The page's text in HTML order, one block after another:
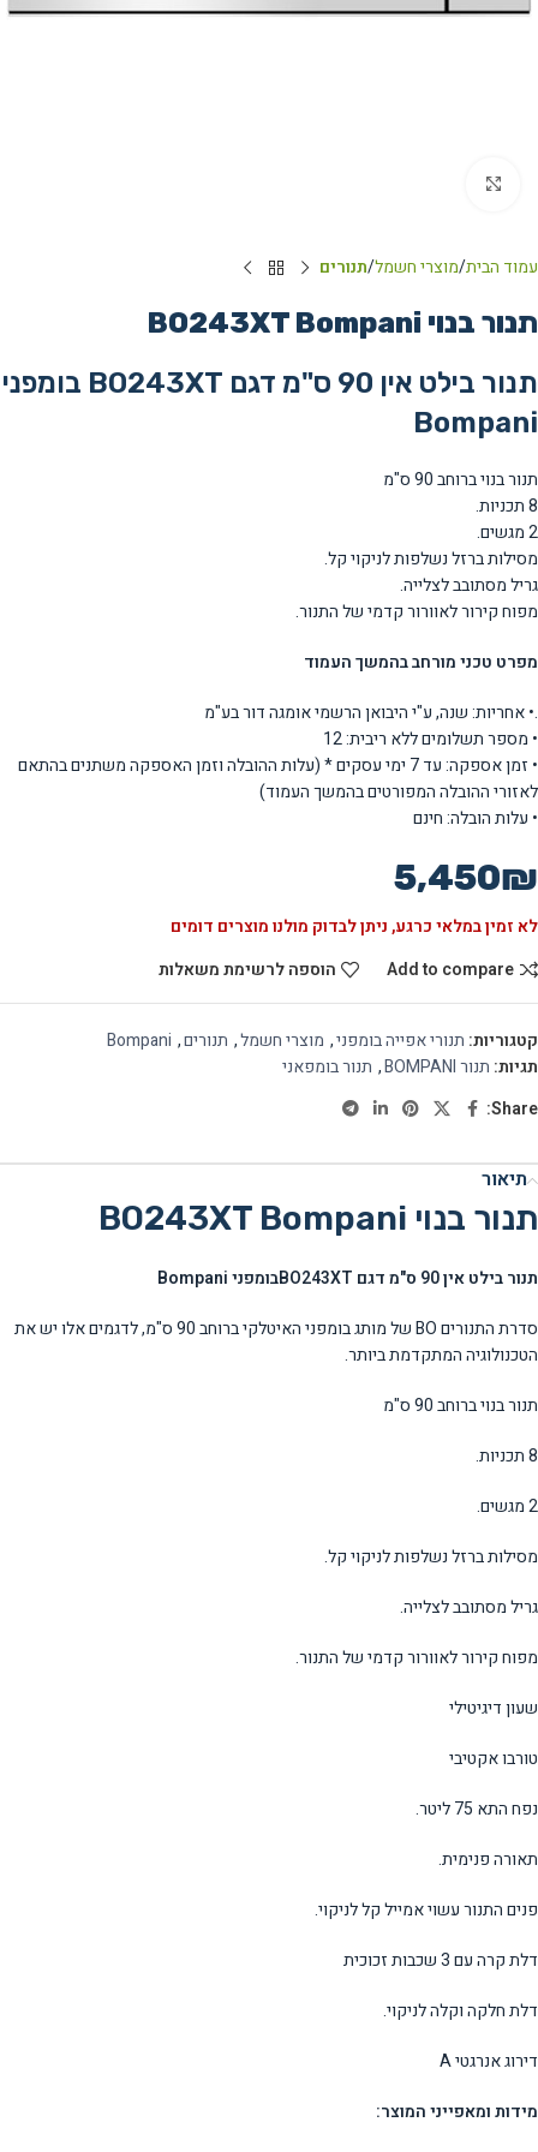
עמוד הבית מוצרי חשמל תנורים
תנור בנוי BO243XT Bompani
תנור בילט אין 90 ס"מ דגם BO243XT בומפני
Bompani
תנור בנוי ברוחב 90 ס"מ
8 תכניות.
2 מגשים.
מסילות ברזל נשלפות לניקוי קל.
גריל מסתובב לצלייה.
מפוח קירור לאוורור קדמי של התנור.
מפרט טכני מורחב בהמשך העמוד
.• אחריות: שנה, ע"י היבואן הרשמי אומגה דור בע"מ
• מספר תשלומים ללא ריבית: 12
• זמן אספקה: עד 7 ימי עסקים * (עלות ההובלה וזמן האספקה משתנים בהתאם
לאזורי ההובלה המפורטים בהמשך העמוד)
• עלות הובלה: חינם
5,450₪
לא זמין במלאי כרגע, ניתן לבדוק מולנו מוצרים דומים
Add to compare
הוספה לרשימת משאלות
קטגוריות: תנורי אפייה בומפני, מוצרי חשמל, תנורים,
Bompani
תגיות: תנור BOMPANI , תנור בומפאני
Share:
תיאור
תנור בנוי BO243XT Bompani
תנורבילט אין 90 ס"מ דגם BO243XTבומפניBompani
סדרת התנורים BO של מותג בומפני האיטלקי ברוחב 90 ס"מ, לדגמים אלו יש את
הטכנולוגיה המתקדמת ביותר.
תנור בנוי ברוחב 90 ס"מ
8 תכניות.
2 מגשים.
מסילות ברזל נשלפות לניקוי קל.
גריל מסתובב לצלייה.
מפוח קירור לאוורור קדמי של התנור.
שעון דיגיטילי
טורבו אקטיבי
נפח התא 75 ליטר.
תאורה פנימית.
פנים התנור עשוי אמייל קל לניקוי.
דלת קרה עם 3 שכבות זכוכית
דלת חלקה וקלה לניקוי.
דירוג אנרגטי A
מידות ומאפייני המוצר: